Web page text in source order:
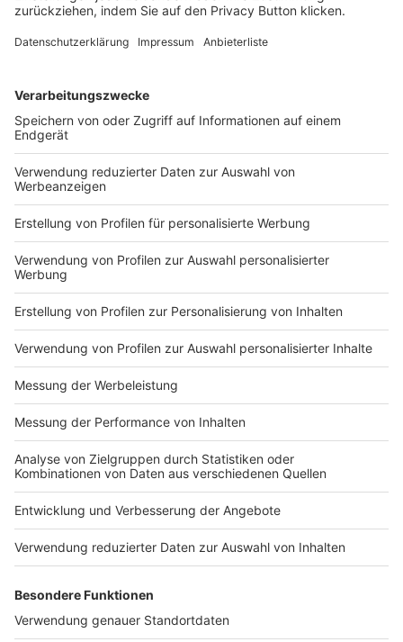
CIO ZWISCHEN IT UND BUSI
NESS
KONTAKT UND IMPRESSUM
AGB
DATENSCHUTZ
MEDIADATEN BRIEFING (PDF)
MEDIADATEN PRINT (PDF)
MEDIADATEN NEWS-WEBSITE (PDF)
ALLE COMPUTERWORLD BRIEFINGS
STELLENMARKT
Computerworld Newsletter
JETZT ABONNIEREN